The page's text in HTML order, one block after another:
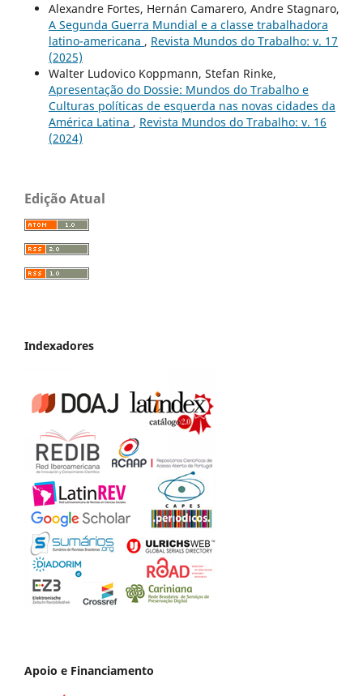
Alexandre Fortes, Hernán Camarero, Andre Stagnaro,
A Segunda Guerra Mundial e a classe trabalhadora
latino-americana , Revista Mundos do Trabalho: v. 17
(2025)
Walter Ludovico Koppmann, Stefan Rinke,
Apresentação do Dossie: Mundos do Trabalho e
Culturas políticas de esquerda nas novas cidades da
América Latina , Revista Mundos do Trabalho: v. 16
(2024)
Edição Atual
Indexadores
Apoio e Financiamento